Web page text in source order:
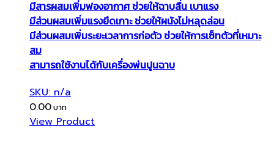
มีสารผสมเพิ่มฟองอากาศ ช่วยให้ฉาบลื่น เบาแรง
มีส่วนผสมเพิ่มแรงยึดเกาะ ช่วยให้ผนังไม่หลุดล่อน
มีส่วนผสมเพิ่มระยะเวลาการก่อตัว ช่วยให้การเซ็ทตัวที่เหมาะ
สม
สามารถใช้งานได้กับเครื่องพ่นปูนฉาบ
SKU: n/a
0.00
View Product